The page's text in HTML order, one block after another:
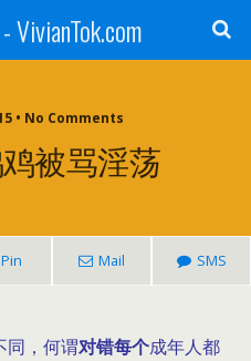
• No Comments
被骂淫荡
Pin Mail SMS
同，何谓对错每个成年人都